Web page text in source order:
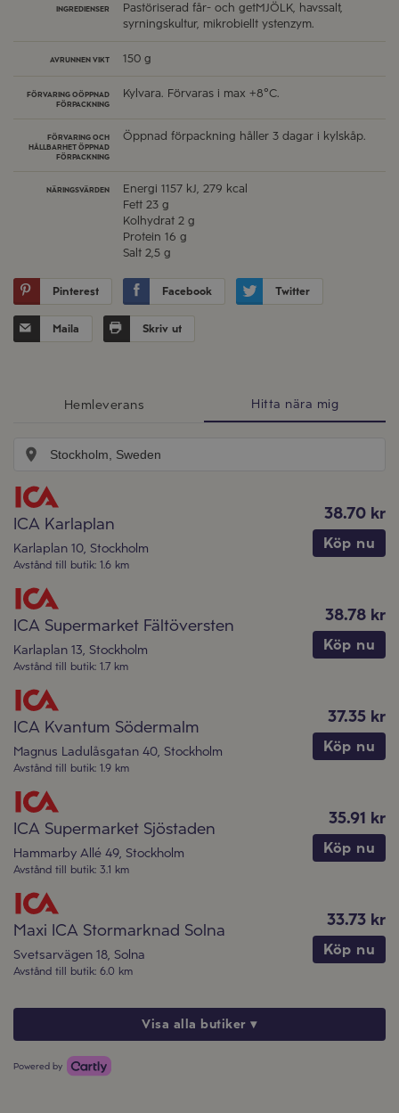
INGREDIENSER
Pastöriserad får- och getMJÖLK, havssalt,
syrningskultur, mikrobiellt ystenzym.
AVRUNNEN VIKT 150 g
FÖRVARING OÖPPNAD
FÖRPACKNING
Kylvara. Förvaras i max +8°C.
FÖRVARING OCH
HÅLLBARHET ÖPPNAD
FÖRPACKNING
Öppnad förpackning håller 3 dagar i kylskåp.
NÄRINGSVÄRDEN Energi 1157 kJ, 279 kcal
Fett 23 g
Kolhydrat 2 g
Protein 16 g
Salt 2,5 g
Pinterest Facebook Twitter
Maila Skriv ut
Hemleverans Hitta nära mig
ICA Karlaplan
Karlaplan 10, Stockholm
Avstånd till butik: 1.6 km
38.70 kr
Köp nu
ICA Supermarket Fältöversten
Karlaplan 13, Stockholm
Avstånd till butik: 1.7 km
38.78 kr
Köp nu
ICA Kvantum Södermalm
Magnus Ladulåsgatan 40, Stockholm
Avstånd till butik: 1.9 km
37.35 kr
Köp nu
ICA Supermarket Sjöstaden
Hammarby Allé 49, Stockholm
Avstånd till butik: 3.1 km
35.91 kr
Köp nu
Maxi ICA Stormarknad Solna
Svetsarvägen 18, Solna
Avstånd till butik: 6.0 km
33.73 kr
Köp nu
Visa alla butiker ▾
Powered by